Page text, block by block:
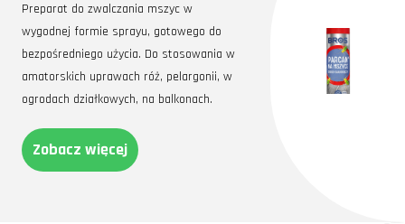
Preparat do zwalczania mszyc w
wygodnej formie sprayu, gotowego do
bezpośredniego użycia. Do stosowania w
amatorskich uprawach róż, pelargonii, w
ogrodach działkowych, na balkonach.
Zobacz więcej